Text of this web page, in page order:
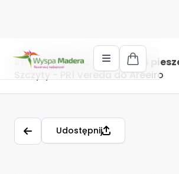
Strona główna Wycieczki
Szczyty - PR1 Vereda do Areeiro
Udostępnij